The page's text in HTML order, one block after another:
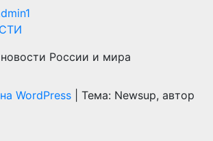
России и мира
WordPress
Тема: Newsup, автор